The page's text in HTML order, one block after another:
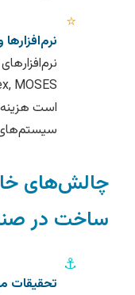
⭐
است
چالش‌های
ساخت در
⚓
تحقیقات